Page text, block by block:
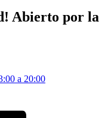
Abierto por la
a 20:00